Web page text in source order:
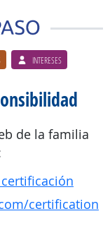
INTERESES
de la familia
certification